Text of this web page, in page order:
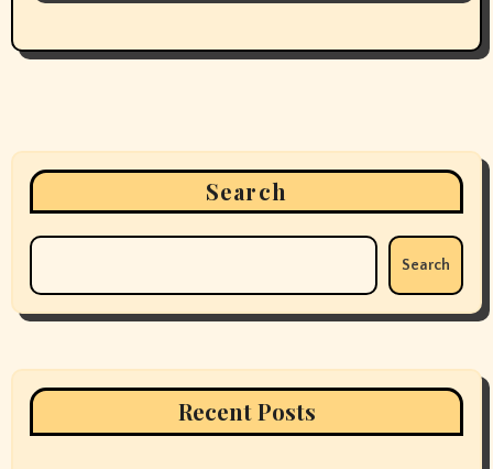
Search
Search
Recent Posts